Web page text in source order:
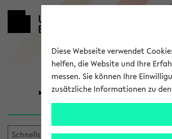
Universität
Das
Diese Webseite verwendet
helfen, die Website und Ihre
messen. Sie können Ihre
zusätzliche Informationen zu